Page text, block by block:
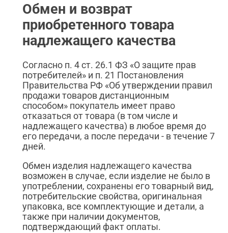
Обмен и возврат
приобретенного товара
надлежащего качества
Согласно п. 4 ст. 26.1 ФЗ «О защите прав
потребителей» и п. 21 Постановления
Правительства РФ «Об утверждении правил
продажи товаров дистанционным
способом» покупатель имеет право
отказаться от товара (в том числе и
надлежащего качества) в любое время до
его передачи, а после передачи - в течение 7
дней.
Обмен изделия надлежащего качества
возможен в случае, если изделие не было в
употреблении, сохранены его товарный вид,
потребительские свойства, оригинальная
упаковка, все комплектующие и детали, а
также при наличии документов,
подтверждающий факт оплаты.